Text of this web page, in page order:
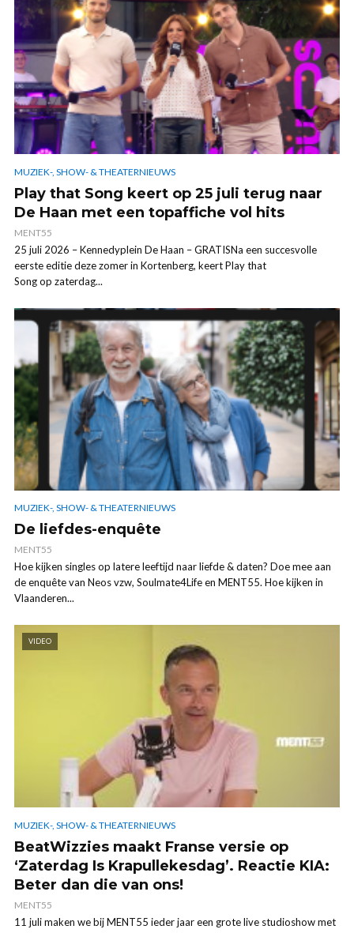
MUZIEK-, SHOW- & THEATERNIEUWS
Play that Song keert op 25 juli terug naar
De Haan met een topaffiche vol hits
MENT55
25 juli 2026 – Kennedyplein De Haan – GRATISNa een succesvolle
eerste editie deze zomer in Kortenberg, keert Play that
Song op zaterdag...
MUZIEK-, SHOW- & THEATERNIEUWS
De liefdes-enquête
MENT55
Hoe kijken singles op latere leeftijd naar liefde & daten? Doe mee aan
de enquête van Neos vzw, Soulmate4Life en MENT55. Hoe kijken in
Vlaanderen...
VIDEO
MUZIEK-, SHOW- & THEATERNIEUWS
BeatWizzies maakt Franse versie op
‘Zaterdag Is Krapullekesdag’. Reactie KIA:
Beter dan die van ons!
MENT55
11 juli maken we bij MENT55 ieder jaar een grote live studioshow met